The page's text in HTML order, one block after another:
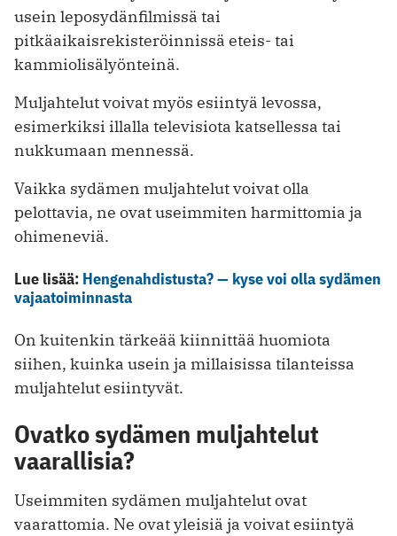
usein leposydänfilmissä tai
pitkäaikaisrekisteröinnissä eteis- tai
kammiolisälyönteinä.
Muljahtelut voivat myös esiintyä levossa,
esimerkiksi illalla televisiota katsellessa tai
nukkumaan mennessä.
Vaikka sydämen muljahtelut voivat olla
pelottavia, ne ovat useimmiten harmittomia ja
ohimeneviä.
Lue lisää: Hengenahdistusta? — kyse voi olla sydämen
vajaatoiminnasta
On kuitenkin tärkeää kiinnittää huomiota
siihen, kuinka usein ja millaisissa tilanteissa
muljahtelut esiintyvät.
Ovatko sydämen muljahtelut
vaarallisia?
Useimmiten sydämen muljahtelut ovat
vaarattomia. Ne ovat yleisiä ja voivat esiintyä